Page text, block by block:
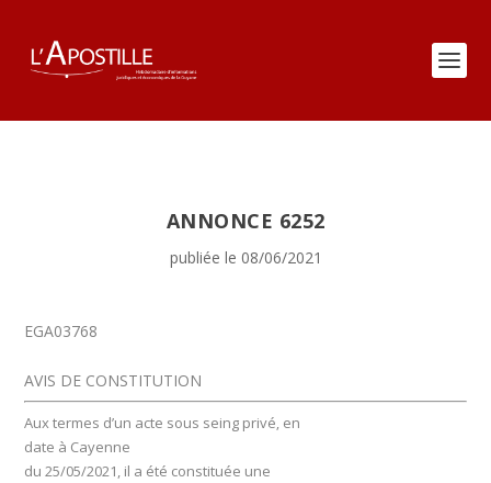
ANNONCE 6252
publiée le 08/06/2021
EGA03768
AVIS DE CONSTITUTION
Aux termes d’un acte sous seing privé‚ en
date à Cayenne
du 25/05/2021, il a été constituée une